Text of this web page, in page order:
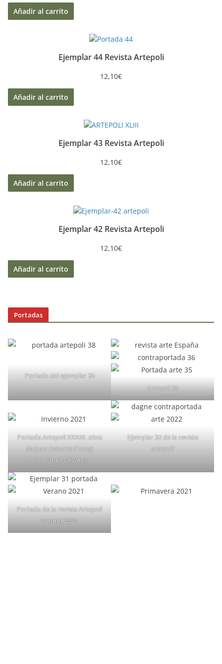
Añadir al carrito
Ejemplar 44 Revista Artepoli
12,10€
Añadir al carrito
Ejemplar 43 Revista Artepoli
12,10€
Añadir al carrito
Ejemplar 42 Revista Artepoli
12,10€
Añadir al carrito
Portadas
Portada del ejemplar 36
Artepoli 35
Portada Artepoli XXXIII. obra
de Juan Antonio (Tony)
Rodríguez Olivares
Ejemplar 32 de la revista
artepoli
Portada de la revista Artepoli
verano 2021